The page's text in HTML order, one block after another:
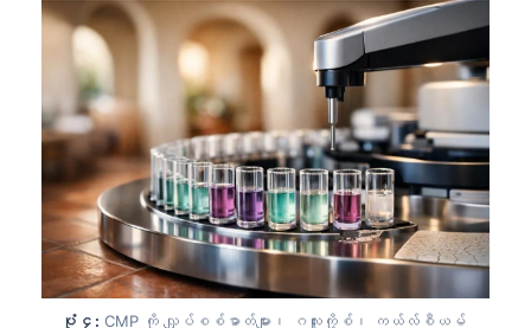
ပုံ ၄: CMP ကို လျှပ်စစ်ဓာတ်များ၊ ဂလူးကို့စ်၊ ကယ်လ်စီယမ်